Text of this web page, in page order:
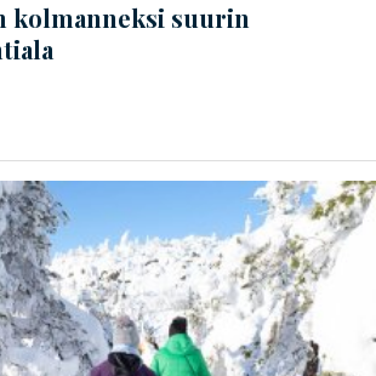
kolmanneksi suurin